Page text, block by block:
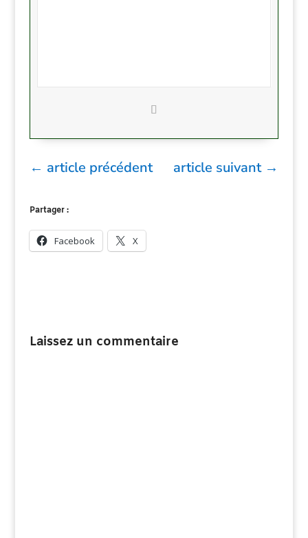
← article précédent article suivant→
Partager :
Facebook X
Laissez un commentaire